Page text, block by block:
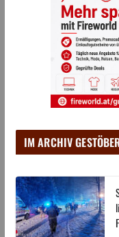
IM ARCHIV